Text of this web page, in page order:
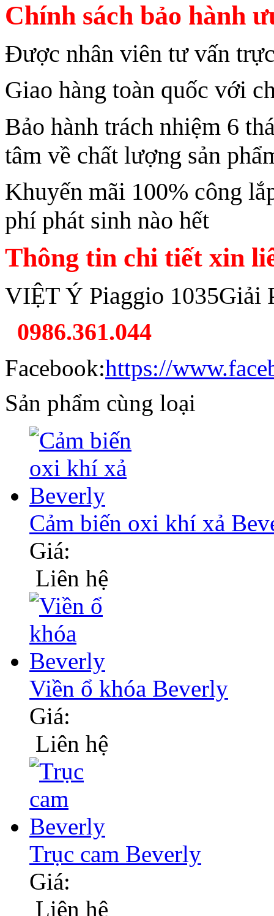
Chính sách bảo hành
Được nhân viên tư vấn
Giao hàng toàn quốc với
Bảo hành trách nhiệm 6
tâm về chất lượng sản
Khuyến mãi 100% công
phí phát sinh nào hết
Thông tin chi tiết xin
VIỆT Ý Piaggio 1035Giải
0986.361.044
Facebook:https://
Sản phẩm cùng loại
Cảm biến oxi khí xả
Giá:
Liên hệ
Viền ổ khóa Beverly
Giá:
Liên hệ
Trục cam Beverly
Giá:
Liên hệ